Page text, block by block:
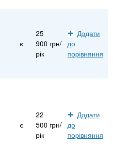
є
25
900 грн/
рік
Додати
до
порівняння
є
22
500 грн/
рік
Додати
до
порівняння